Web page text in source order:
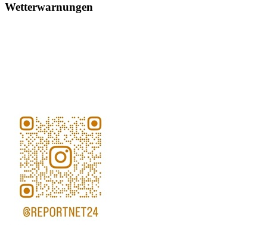
Wetterwarnungen